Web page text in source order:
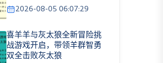
2026-08-05 06:07:29
喜羊羊与灰太狼全新冒险挑
战游戏开启，带领羊群智勇
双全击败灰太狼